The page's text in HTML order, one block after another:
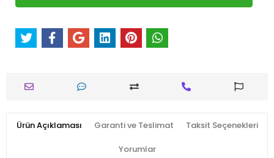
Ürün Açıklaması Garanti ve Teslimat Taksit Seçenekleri
Yorumlar